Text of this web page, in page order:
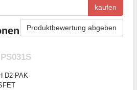
kaufen
Produktbewertung abgeben
IPS031S
D2-PAK